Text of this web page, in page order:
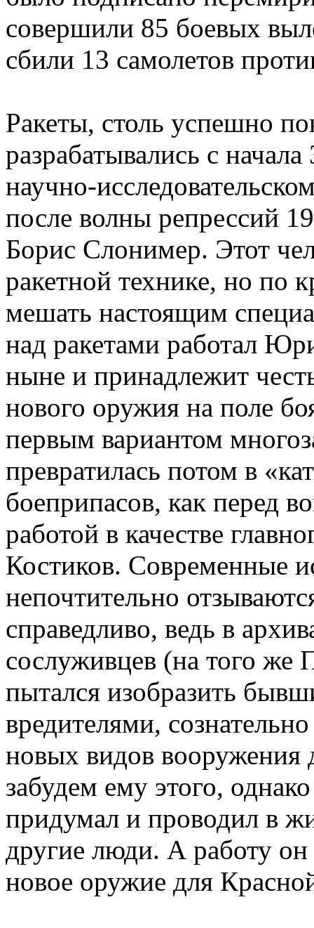
совершили 85 боевых
сбили 13 самолетов
Ракеты, столь успешно
разрабатывались с
научно-
после волны репрессий
Борис Слонимер. Этот
ракетной технике, но по
мешать настоящим
над ракетами работал
ныне и принадлежит
нового оружия на поле
первым вариантом
превратилась потом в
боеприпасов, как перед
работой в качестве
Костиков. Современные
непочтительно
справедливо, ведь в
сослуживцев (на того же
пытался изобразить
вредителями,
новых видов
забудем ему этого,
придумал и проводил в
другие люди. А работу он
новое оружие для